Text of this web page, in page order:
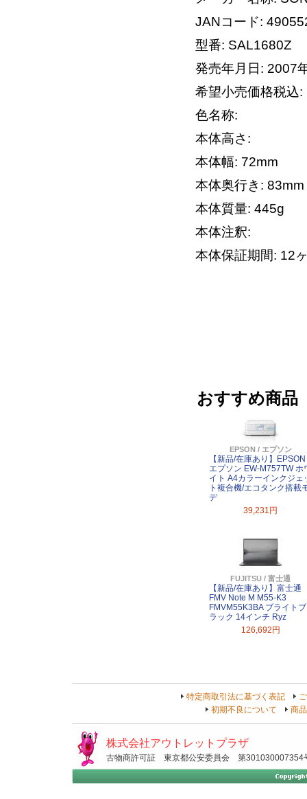
JANコード:
型番: SAL1680Z
発売年月日: 2007
希望小売価格税込
色名称:
本体高さ:
本体幅: 72mm
本体奥行き: 83mm
本体質量: 445g
本体注釈:
本体保証期間: 12
おすすめ商品
EPSON / エプソン
【新品/在庫あり】EPSON
エプソン EW-M757TW ホ
イト A4カラーインクジェ
ト複合機/エコタンク搭載
デ
39,231円
FUJITSU / 富士通
【新品/在庫あり】富士通
FMV Note M M55-K3
FMVM55K3BA ブライトブ
ラック 14インチ Ryz
126,692円
特定商取引法に基づく表記
初期不良について
商
株式会社アウトレットプラザ
古物商許可証 東京都公安委員会 第301030007354